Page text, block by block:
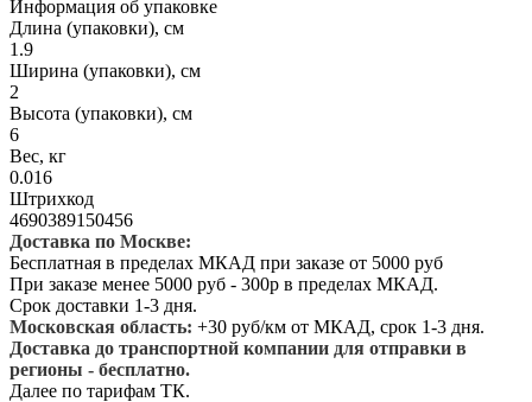
Информация об упаковке
Длина (упаковки), см
1.9
Ширина (упаковки), см
2
Высота (упаковки), см
6
Вес, кг
0.016
Штрихкод
4690389150456
Доставка по Москве:
Бесплатная в пределах МКАД при заказе от 5000 руб
При заказе менее 5000 руб - 300р в пределах МКАД.
Срок доставки 1-3 дня.
Московская область: +30 руб/км от МКАД, срок 1-3 дня.
Доставка до транспортной компании для отправки в
регионы - бесплатно.
Далее по тарифам ТК.